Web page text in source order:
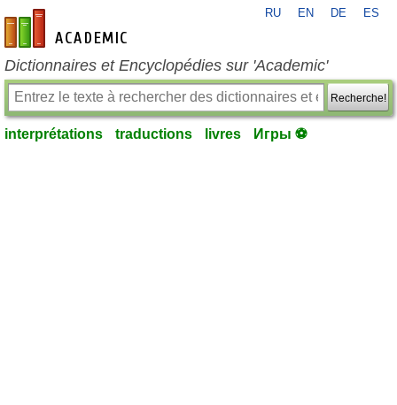
fr-academic.com
RU EN DE ES
Dictionnaires et Encyclopédies sur 'Academic'
Recherche!
interprétations traductions livres Игры ⚽